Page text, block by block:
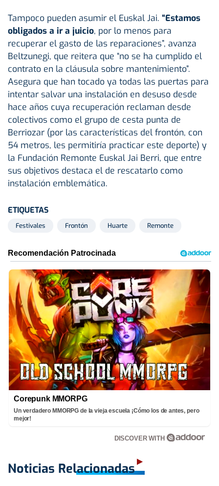
Tampoco pueden asumir el Euskal Jai. “Estamos
obligados a ir a juicio, por lo menos para
recuperar el gasto de las reparaciones”, avanza
Beltzunegi, que reitera que “no se ha cumplido el
contrato en la cláusula sobre mantenimiento”.
Asegura que han tocado ya todas las puertas para
intentar salvar una instalación en desuso desde
hace años cuya recuperación reclaman desde
colectivos como el grupo de cesta punta de
Berriozar (por las características del frontón, con
54 metros, les permitiría practicar este deporte) y
la Fundación Remonte Euskal Jai Berri, que entre
sus objetivos destaca el de rescatarlo como
instalación emblemática.
ETIQUETAS
Festivales Frontón Huarte Remonte
Corepunk MMORPG
Un verdadero MMORPG de la vieja escuela ¡Cómo los de antes, pero
mejor!
DISCOVER WITH
Noticias Relacionadas